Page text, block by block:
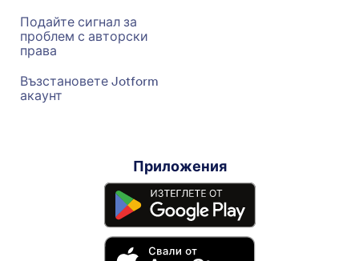
Подайте сигнал за
проблем с авторски
права
Възстановете Jotform
акаунт
Приложения